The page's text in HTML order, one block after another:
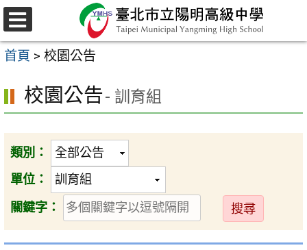
跳
至
主
內
容
區
選
單
首頁 > 校園公告
校園公告- 訓育組
類別：
單位：
關鍵字：
送
出